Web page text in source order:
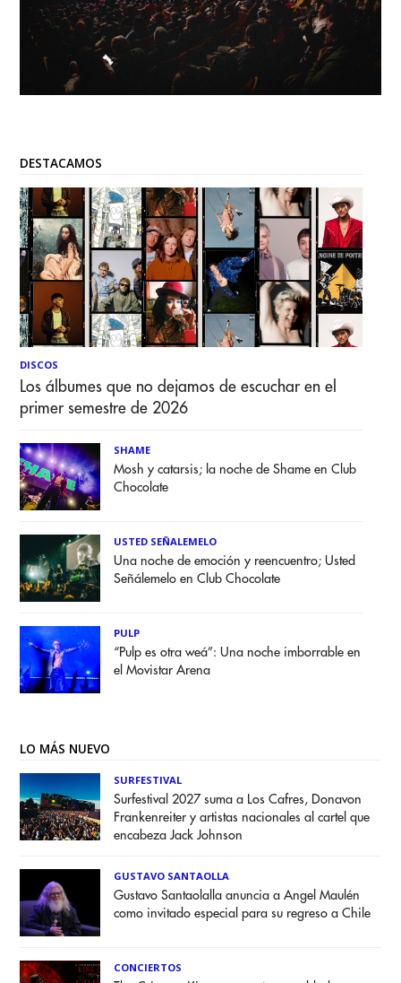
DESTACAMOS
DISCOS
Los álbumes que no dejamos de escuchar en el
primer semestre de 2026
SHAME
Mosh y catarsis; la noche de Shame en Club
Chocolate
USTED SEÑALEMELO
Una noche de emoción y reencuentro; Usted
Señálemelo en Club Chocolate
PULP
“Pulp es otra weá”: Una noche imborrable en
el Movistar Arena
LO MÁS NUEVO
SURFESTIVAL
Surfestival 2027 suma a Los Cafres, Donavon
Frankenreiter y artistas nacionales al cartel que
encabeza Jack Johnson
GUSTAVO SANTAOLLA
Gustavo Santaolalla anuncia a Angel Maulén
como invitado especial para su regreso a Chile
CONCIERTOS